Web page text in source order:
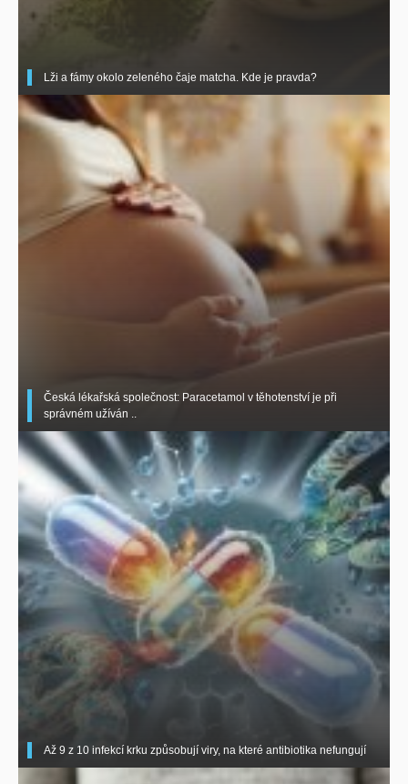
Lži a fámy okolo zeleného čaje matcha. Kde je pravda?
Česká lékařská společnost: Paracetamol v těhotenství je při
správném užíván ..
Až 9 z 10 infekcí krku způsobují viry, na které antibiotika nefungují